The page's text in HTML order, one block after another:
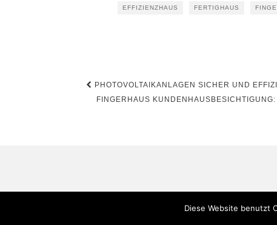
EFFIZIENZHAUS FERTIGHAUS
Beitragsnavigation
PHOTOVOLTAIKANLAGEN SICHER UND
FINGERHAUS
Diese Website benutzt